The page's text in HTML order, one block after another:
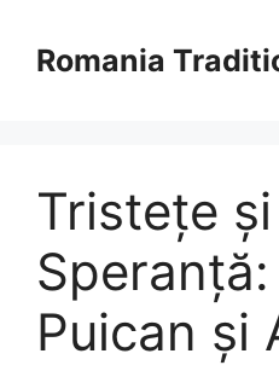
conținutRomania
Tristețe și
Puican și